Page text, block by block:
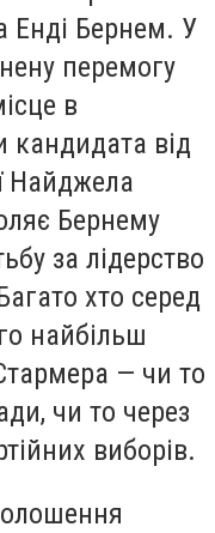
Енді Бернем. У
перемогу
в
кандидата від
Найджела
Бернему
за лідерство
хто серед
найбільш
— чи то
чи то через
виборів.